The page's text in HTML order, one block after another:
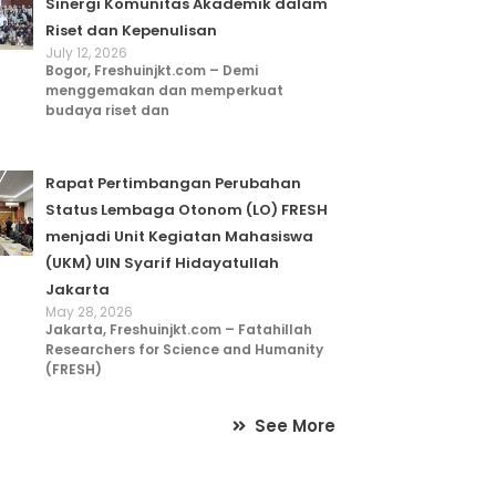
Riset dan Kepenulisan
July 12, 2026
Bogor, Freshuinjkt.com – Demi
menggemakan dan memperkuat
budaya riset dan
Rapat Pertimbangan Perubahan
Status Lembaga Otonom (LO) FRESH
menjadi Unit Kegiatan Mahasiswa
(UKM) UIN Syarif Hidayatullah
Jakarta
May 28, 2026
Jakarta, Freshuinjkt.com – Fatahillah
Researchers for Science and Humanity
(FRESH)
See More